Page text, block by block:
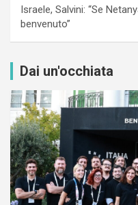
Israele, Salvini: “Se
benvenuto”
Dai un'occhiata